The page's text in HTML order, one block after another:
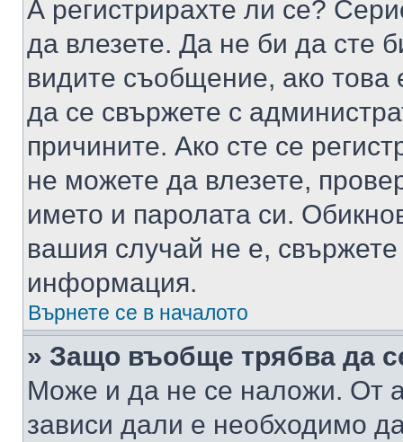
А регистрирахте ли се?
да влезете. Да не би да сте
видите съобщение, ако това
да се свържете с
причините. Ако сте се
не можете да влезете,
името и паролата си.
вашия случай не е,
информация.
Върнете се в началото
» Защо въобще трябва да
Може и да не се наложи. От
зависи дали е необходимо